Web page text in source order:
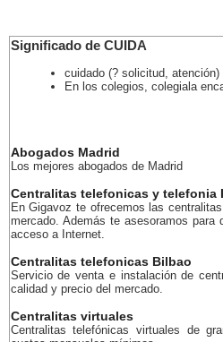
Significado de CUIDA
cuidado (? solicitud, atención)
En los colegios, colegiala
Abogados Madrid
Los mejores abogados de Madrid
Centralitas telefonicas y telefonia
En Gigavoz te ofrecemos las
mercado. Además te asesoramos
acceso a Internet.
Centralitas telefonicas Bilbao
Servicio de venta e instalación de
calidad y precio del mercado.
Centralitas virtuales
Centralitas telefónicas virtuales de